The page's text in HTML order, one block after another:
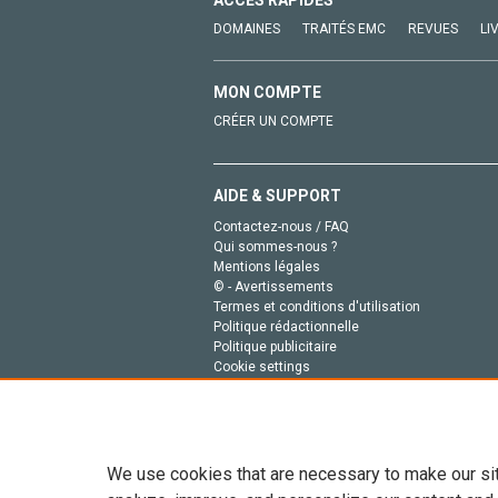
DOMAINES TRAITÉS EMC REVUES
MON COMPTE
CRÉER UN COMPTE
AIDE & SUPPORT
Contactez-nous / FAQ
Qui sommes-nous ?
Mentions légales
© - Avertissements
Termes et conditions d'utilisation
Politique rédactionnelle
Politique publicitaire
Cookie settings
We use cookies that are necessary to make our